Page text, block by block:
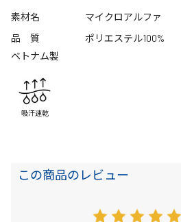
素材名
マイクロアルファ
品 質
ポリエステル100%
ベトナム製
吸汗速乾
この商品のレビュー